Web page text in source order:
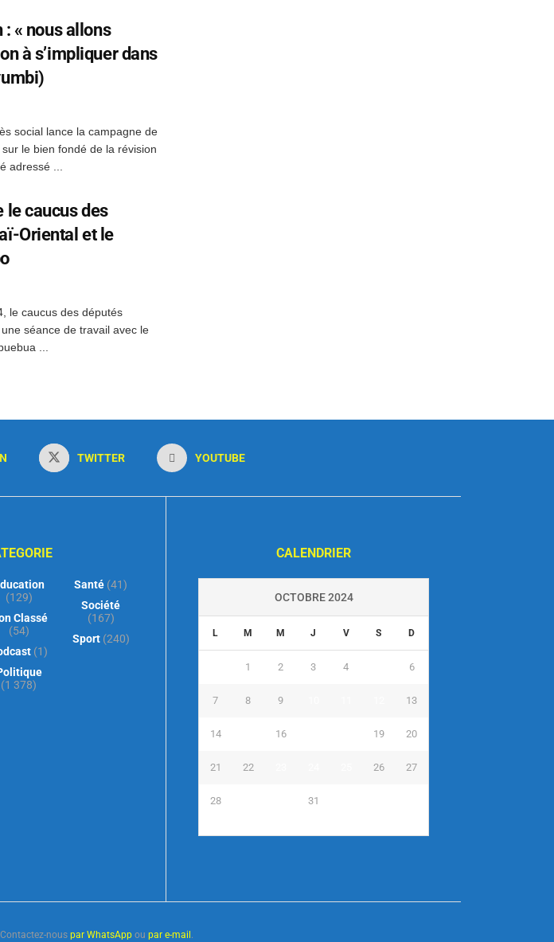
« nous allons
à s’impliquer dans
social lance la campagne de
le bien fondé de la révision
adressé ...
le caucus des
Oriental et le
le caucus des députés
séance de travail avec le
...
TWITTER YOUTUBE
(129)
Classé
(54)
(1)
(1 378)
Santé (41)
Société
(167)
Sport(240)
CALENDRIER
OCTOBRE 2024
L M M J V S D
1 2 3 4 6
7 8 9 13
14 16 19 20
21 22 26 27
28 31
nous par WhatsApp ou par e-mail.